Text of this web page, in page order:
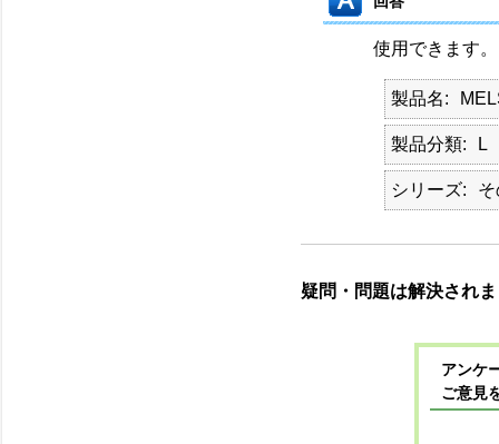
使用できます。
製品名
製品分類 L
シリーズ
疑問・問題は解決され
アンケ
ご意見